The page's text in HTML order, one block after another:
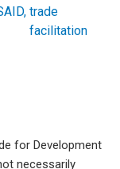
trade
facilitation
for Development
necessarily